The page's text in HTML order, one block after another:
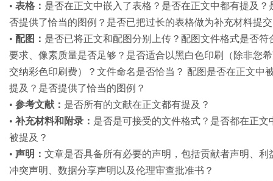
• 表格： 是否在正文中嵌入了表格？是否在正文中都有提及？
否提供了恰当的图例？是否已把过长的表格做为补充材料提
• 配图： 是否已将正文和配图分别上传？配图文件格式是否符
要求、像素质量是否足够？是否适合以黑白色印刷（除非您
交纳彩色印刷费）？文件命名是否恰当？ 配图是否在正文中
提及？是否提供了恰当的图例？
• 参考文献： 是否所有的文献在正文都有提及？
• 补充材料和附录： 是否是可接受的文件格式？是否都在正文
被提及？
• 声明： 文章是否具备所有必要的声明，包括贡献者声明、利
冲突声明、数据分享声明以及伦理审查批准书？